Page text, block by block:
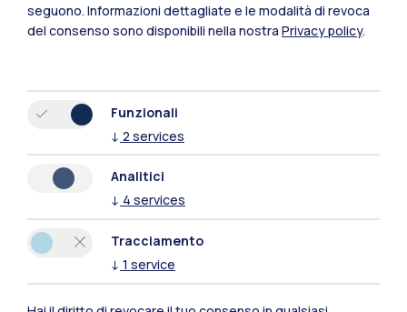
Polimi Community
Tutti i siti dell’ecosistema
seguono. Informazioni dettagliate e le modalità di revoca
del consenso sono disponibili nella nostra Privacy policy.
Funzionali
↓ 2 services
Analitici
↓ 4 services
Tracciamento
↓ 1 service